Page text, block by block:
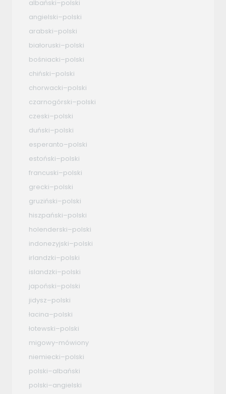
albański–polski
angielski–polski
arabski–polski
białoruski–polski
bośniacki–polski
chiński–polski
chorwacki–polski
czarnogórski–polski
czeski–polski
duński–polski
esperanto–polski
estoński–polski
francuski–polski
grecki–polski
gruziński–polski
hiszpański–polski
holenderski–polski
indonezyjski–polski
irlandzki–polski
islandzki–polski
japoński–polski
jidysz–polski
łacina–polski
łotewski–polski
migowy-mówiony
niemiecki–polski
polski–albański
polski–angielski